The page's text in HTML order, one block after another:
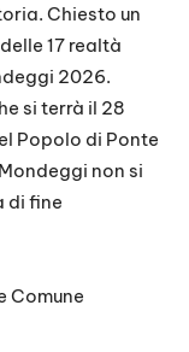
Chiesto un
17 realtà
2026.
si terrà il 28
Popolo di Ponte
non si
di fine
Comune